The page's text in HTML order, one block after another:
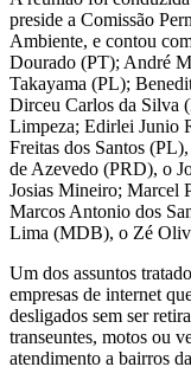
preside a Comissão
Ambiente, e contou
Dourado (PT); André
Takayama (PL);
Dirceu Carlos da Silva
Limpeza; Edirlei Junio
Freitas dos Santos
de Azevedo (PRD), o
Josias Mineiro; Marcel
Marcos Antonio dos
Lima (MDB), o Zé
Um dos assuntos
empresas de internet
desligados sem ser
transeuntes, motos ou
atendimento a bairros